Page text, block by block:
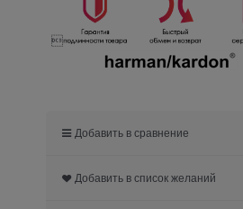

Добавить в сравнение
Добавить в список желаний